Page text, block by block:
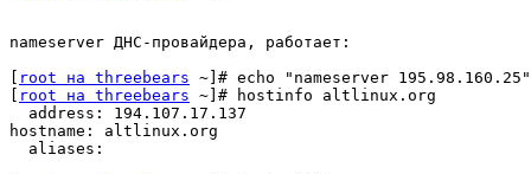
nameserver ДНС-провайдера, работает:
root на threebears ~]# echo "nameserver
root на threebears ~]# hostinfo altlinux.org
  address: 194.107.17.137
hostname: altlinux.org
  aliases: